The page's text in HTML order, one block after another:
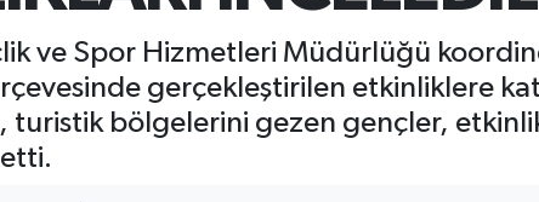
ve Spor Hizmetleri Müdürlüğü
gerçekleştirilen etkinliklere
bölgelerini gezen gençler,